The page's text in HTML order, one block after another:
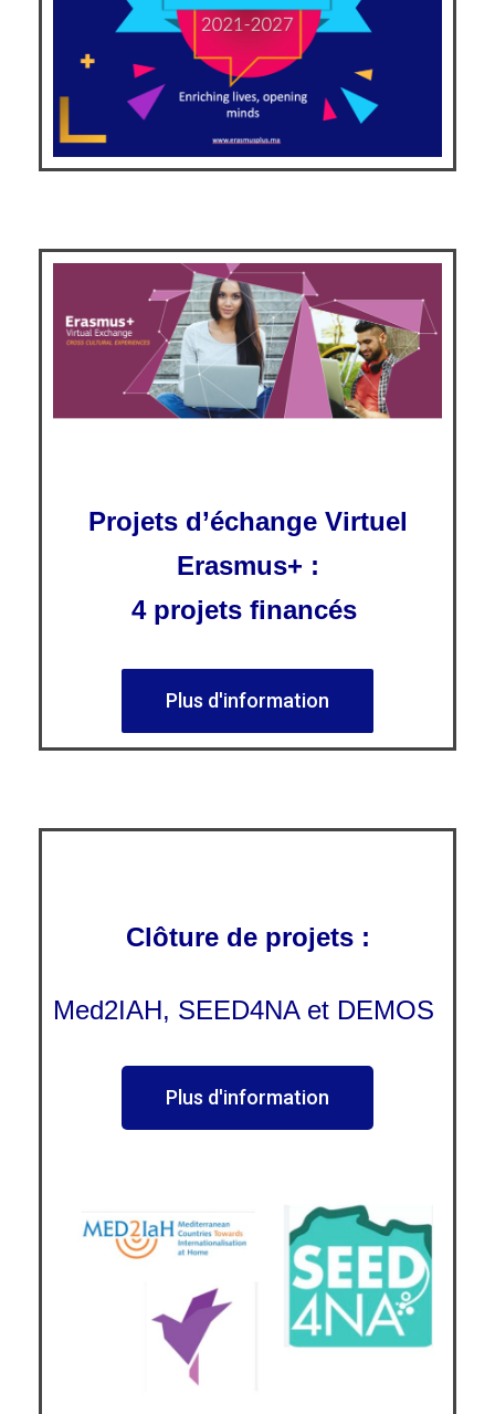
Projets d’échange Virtuel
Erasmus+ :
4 projets financés
Plus d'information
Clôture de projets :
Med2IAH, SEED4NA et DEMOS
Plus d'information